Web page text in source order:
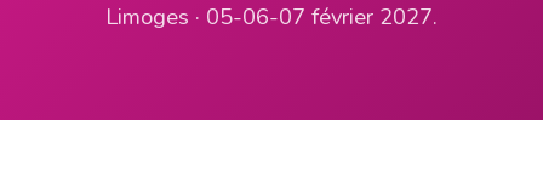
Limoges · 05-06-07 février 2027.